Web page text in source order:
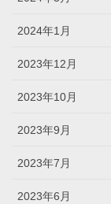
2024年1月
2023年12月
2023年10月
2023年9月
2023年7月
2023年6月